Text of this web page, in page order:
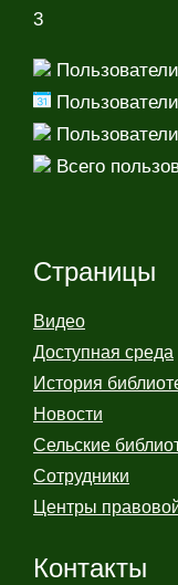
3
Всего
Страницы
Видео
Доступная среда
История
Новости
Сельские
Сотрудники
Центры
Контакты